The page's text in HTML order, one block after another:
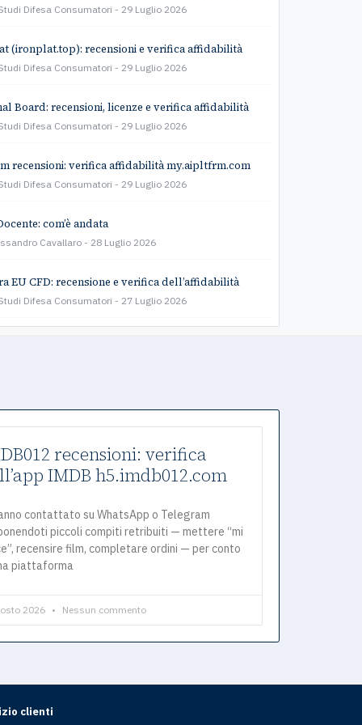
Difesa Consumatori 29 Luglio 2026
(ironplat.top): recensioni e verifica affidabilità
Difesa Consumatori 29 Luglio 2026
Board: recensioni, licenze e verifica affidabilità
Difesa Consumatori 29 Luglio 2026
recensioni: verifica affidabilità my.aipltfrm.com
Difesa Consumatori 29 Luglio 2026
com’è andata
Cavallaro 28 Luglio 2026
EU CFD: recensione e verifica dell’affidabilità
Difesa Consumatori 27 Luglio 2026
recensioni: verifica
IMDB h5.imdb012.com
contattato su WhatsApp o Telegram
piccoli compiti retribuiti — mettere “mi
recensire film, completare ordini — per conto
piattaforma
2026 Nessun commento
clienti